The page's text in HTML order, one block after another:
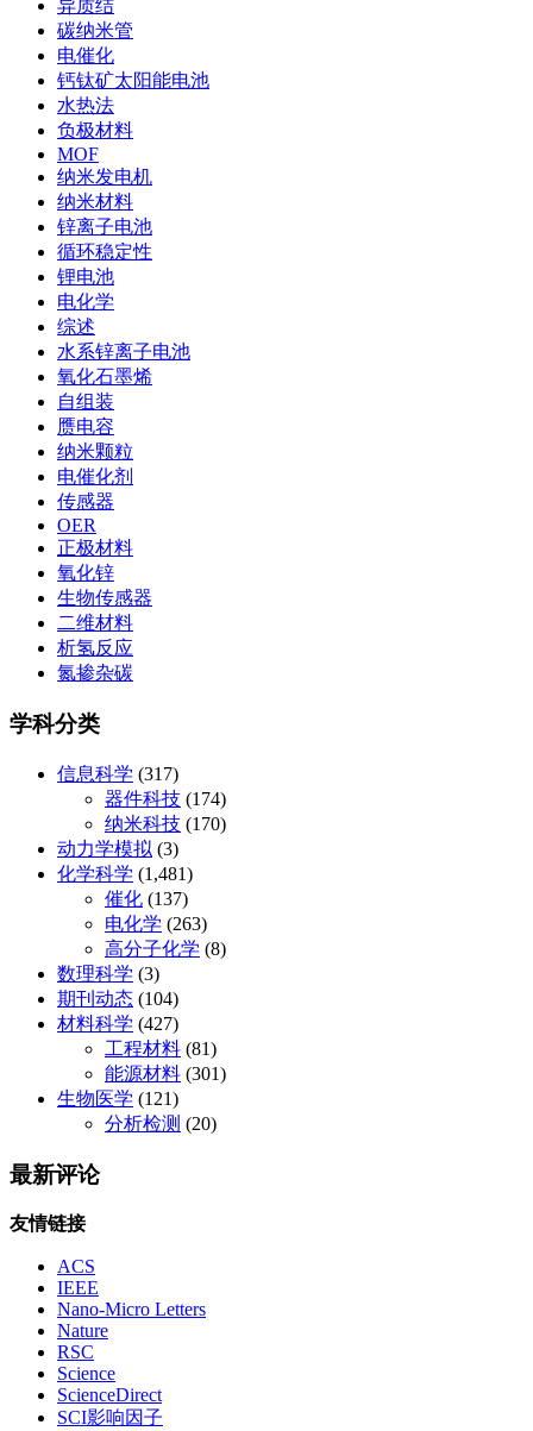
异质结
碳纳米管
电催化
钙钛矿太阳能电池
水热法
负极材料
MOF
纳米发电机
纳米材料
锌离子电池
循环稳定性
锂电池
电化学
综述
水系锌离子电池
氧化石墨烯
自组装
赝电容
纳米颗粒
电催化剂
传感器
OER
正极材料
氧化锌
生物传感器
二维材料
析氢反应
氮掺杂碳
学科分类
信息科学 (317)
器件科技 (174)
纳米科技 (170)
动力学模拟 (3)
化学科学 (1,481)
催化 (137)
电化学 (263)
高分子化学 (8)
数理科学 (3)
期刊动态 (104)
材料科学 (427)
工程材料 (81)
能源材料 (301)
生物医学 (121)
分析检测 (20)
最新评论
友情链接
ACS
IEEE
Nano-Micro Letters
Nature
RSC
Science
ScienceDirect
SCI影响因子